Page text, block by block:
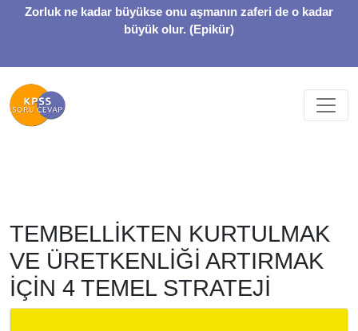
Zorluk ne kadar büyükse onu aşmanın zaferi de o kadar
büyük olur. (Epikür)
TEMBELLİKTEN KURTULMAK
VE ÜRETKENLİĞİ ARTIRMAK
İÇİN 4 TEMEL STRATEJİ